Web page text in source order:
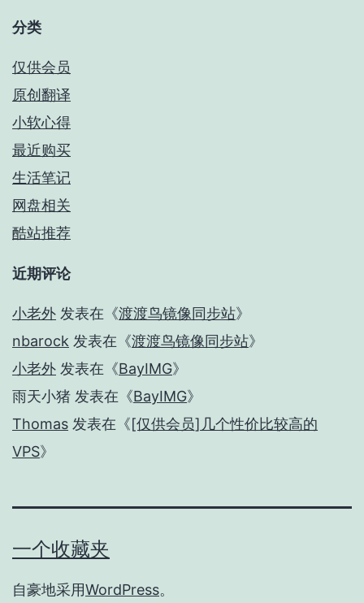
分类
仅供会员
原创翻译
小软心得
最近购买
生活笔记
网盘相关
酷站推荐
近期评论
小老外 发表在《渡渡鸟镜像同步站》
nbarock 发表在《渡渡鸟镜像同步站》
小老外 发表在《BayIMG》
雨天小猪 发表在《BayIMG》
Thomas 发表在《[仅供会员]几个性价比较高的
VPS》
一个收藏夹
自豪地采用WordPress。